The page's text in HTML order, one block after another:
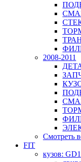
2008-2011
Смотреть
FIT
кузов: GD1